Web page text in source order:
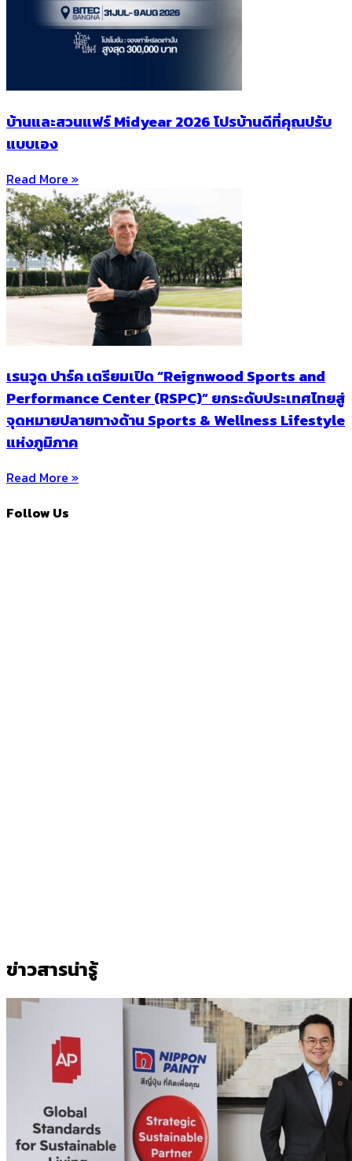
บ้านและสวนแฟร์ Midyear 2026 โปรบ้านดีที่คุณปรับ
แบบเอง
Read More »
เรนวูด ปาร์ค เตรียมเปิด “Reignwood Sports and
Performance Center (RSPC)” ยกระดับประเทศไทยสู่
จุดหมายปลายทางด้าน Sports & Wellness Lifestyle
แห่งภูมิภาค
Read More »
Follow Us
ข่าวสารน่ารู้